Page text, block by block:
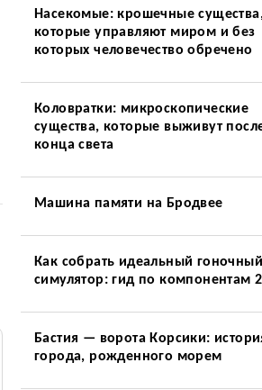
Насекомые: крошечные
которые управляют миром и без
которых человечество обречено
Коловратки: микроскопические
существа, которые выживут
конца света
Машина памяти на Бродвее
Как собрать идеальный гоночный
симулятор: гид по компонентам
Бастия — ворота Корсики:
города, рожденного морем